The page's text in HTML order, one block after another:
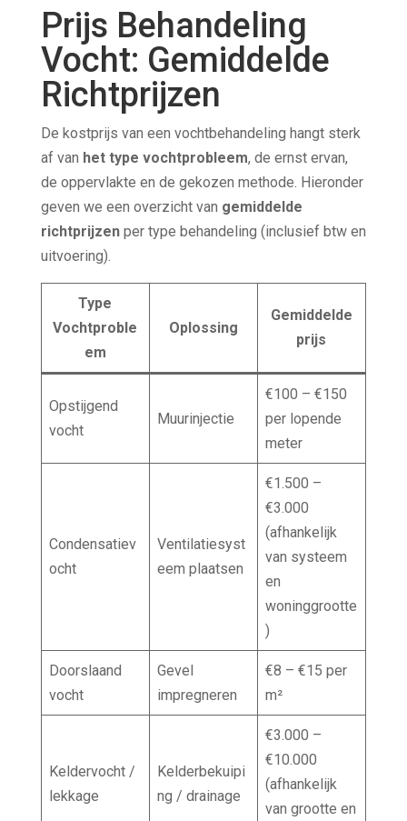
Prijs Behandeling
Vocht: Gemiddelde
Richtprijzen
De kostprijs van een vochtbehandeling hangt sterk
af van het type vochtprobleem, de ernst ervan,
de oppervlakte en de gekozen methode. Hieronder
geven we een overzicht van gemiddelde
richtprijzenper type behandeling (inclusief btw en
uitvoering).
Type
Vochtproble
em
Oplossing
Gemiddelde
prijs
Opstijgend
vocht
Muurinjectie
€100 – €150
per lopende
meter
Condensatiev
ocht
Ventilatiesyst
eem plaatsen
€1.500 –
€3.000
(afhankelijk
van systeem
en
woninggrootte
)
Doorslaand
vocht
Gevel
impregneren
€8 – €15 per
m²
Keldervocht /
lekkage
Kelderbekuipi
ng / drainage
€3.000 –
€10.000
(afhankelijk
van grootte en